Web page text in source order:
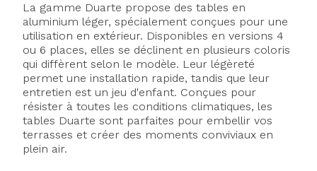
La gamme Duarte propose des tables en
aluminium léger, spécialement conçues pour une
utilisation en extérieur. Disponibles en versions 4
ou 6 places, elles se déclinent en plusieurs coloris
qui diffèrent selon le modèle. Leur légèreté
permet une installation rapide, tandis que leur
entretien est un jeu d'enfant. Conçues pour
résister à toutes les conditions climatiques, les
tables Duarte sont parfaites pour embellir vos
terrasses et créer des moments conviviaux en
plein air.